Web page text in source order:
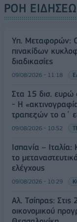
ΡΟΗ
Υπ. Μεταφορών:
πινακίδων
διαδικασίες
09/08/2026 - 11:18
Στα 15 δισ. ευρώ
- Η
τραπεζών το α΄
09/08/2026 - 10:52
Ισπανία –
το
ελέγχους
09/08/2026 - 10:29
Αλ. Τσίπρας: Στις
οικονομικού